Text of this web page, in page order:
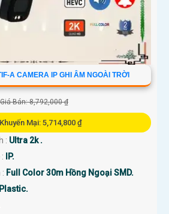
A CAMERA IP GHI ÂM NGOÀI TRỜI
Giá Bán: 8,792,000 ₫
Mại: 5,714,800 ₫
: Ultra 2k .
IP.
Full Color 30m Hồng Ngoại SMD.